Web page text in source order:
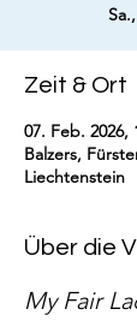
Zeit & Ort
07. Feb. 2026,
Balzers,
Liechtenstein
Über die
My Fair